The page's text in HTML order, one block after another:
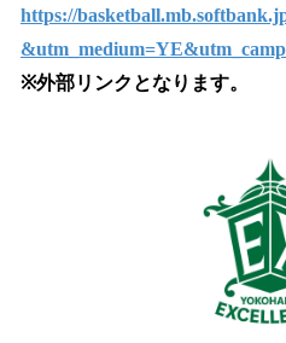
https://
※外部リンクとなります。